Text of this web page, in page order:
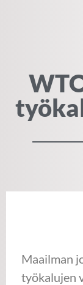
Maailman
työkalujen